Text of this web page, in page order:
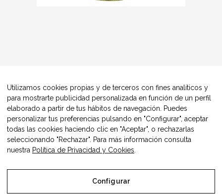
© Copyright Alimentos Made in Aragón y AIAA
Utilizamos cookies propias y de terceros con fines analíticos y
para mostrarte publicidad personalizada en función de un perfil
elaborado a partir de tus hábitos de navegación. Puedes
personalizar tus preferencias pulsando en "Configurar", aceptar
todas las cookies haciendo clic en "Aceptar", o rechazarlas
seleccionando "Rechazar". Para más información consulta
nuestra Política de Privacidad y Cookies
Configurar